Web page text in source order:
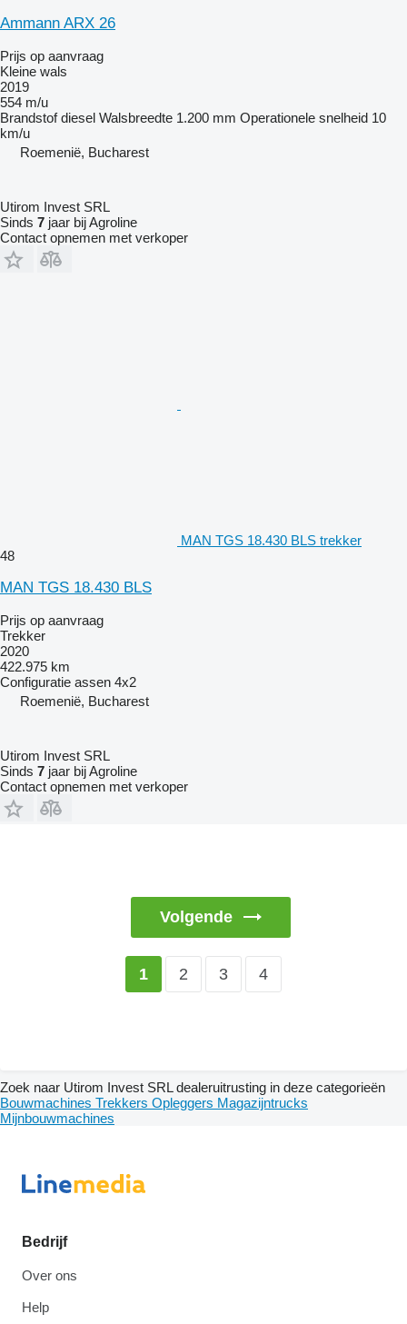
Ammann ARX 26
Prijs op aanvraag
Kleine wals
2019
554 m/u
Brandstof diesel Walsbreedte 1.200 mm Operationele snelheid 10
km/u
Roemenië, Bucharest
Utirom Invest SRL
Sinds 7 jaar bij Agroline
Contact opnemen met verkoper
MAN TGS 18.430 BLS trekker
48
MAN TGS 18.430 BLS
Prijs op aanvraag
Trekker
2020
422.975 km
Configuratie assen 4x2
Roemenië, Bucharest
Utirom Invest SRL
Sinds 7 jaar bij Agroline
Contact opnemen met verkoper
Volgende
1 2 3 4
Zoek naar Utirom Invest SRL dealeruitrusting in deze categorieën
Bouwmachines Trekkers Opleggers Magazijntrucks
Mijnbouwmachines
Bedrijf
Over ons
Help